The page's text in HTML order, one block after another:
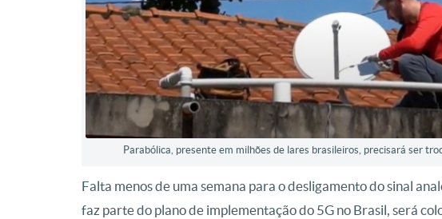
Parabólica, presente em milhões de lares brasileiros, precisará ser
Falta menos de uma semana para o desligamento do sinal
faz parte do plano de implementação do 5G no Brasil, será